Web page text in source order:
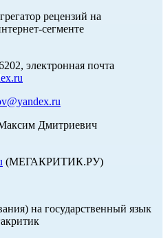
рецензий на
сегменте
электронная почта
Дмитриевич
(МЕГАКРИТИК.РУ)
на государственный язык